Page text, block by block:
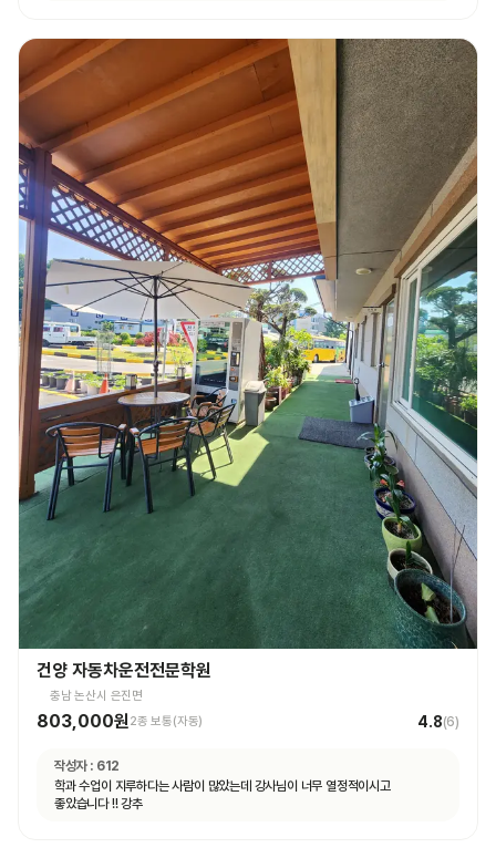
건양 자동차운전전문학원
충남 논산시 은진면
803,000원2종 보통(자동) 4.8(6)
작성자 : 612
학과 수업이 지루하다는 사람이 많았는데 강사님이 너무 열정적이시고
좋았습니다 !! 강추